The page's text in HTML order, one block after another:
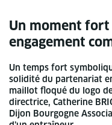
Un moment
engagement
Un temps fort
solidité du partenariat
maillot floqué du logo
directrice, Catherine
Dijon Bourgogne